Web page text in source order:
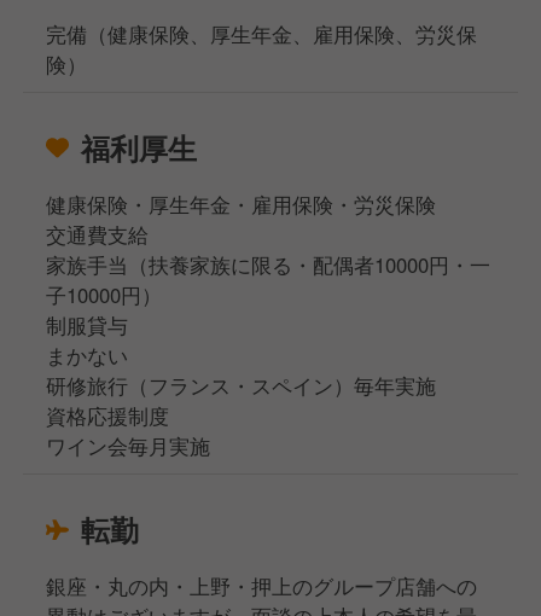
完備（健康保険、厚生年金、雇用保険、労災保
険）
福利厚生
健康保険・厚生年金・雇用保険・労災保険
交通費支給
家族手当（扶養家族に限る・配偶者10000円・一
子10000円）
制服貸与
まかない
研修旅行（フランス・スペイン）毎年実施
資格応援制度
ワイン会毎月実施
転勤
銀座・丸の内・上野・押上のグループ店舗への